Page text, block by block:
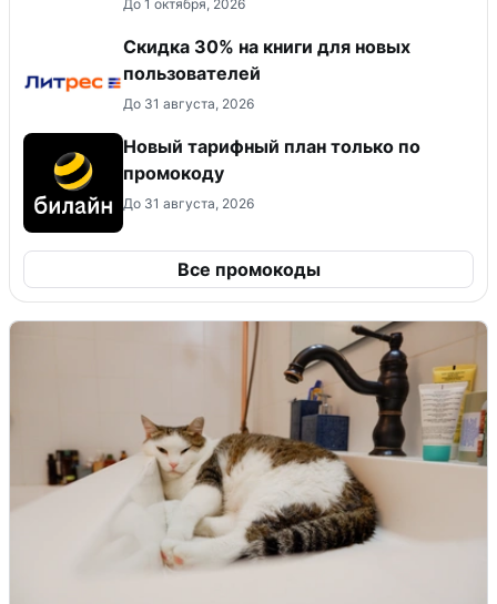
До 1 октября, 2026
Скидка 30% на книги для новых
пользователей
До 31 августа, 2026
Новый тарифный план только по
промокоду
До 31 августа, 2026
Все промокоды